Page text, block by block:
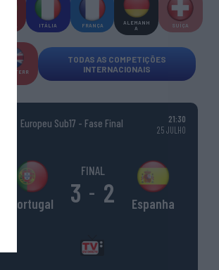
ITÁLIA FRANÇA
ALEMANH
A
SUÍÇA
INGLATERR
TODAS AS COMPETIÇÕES
INTERNACIONAIS
Europeu Sub17 - Fase Final
21:30
25 JULHO
Portugal
FINAL
3 - 2 Espanha